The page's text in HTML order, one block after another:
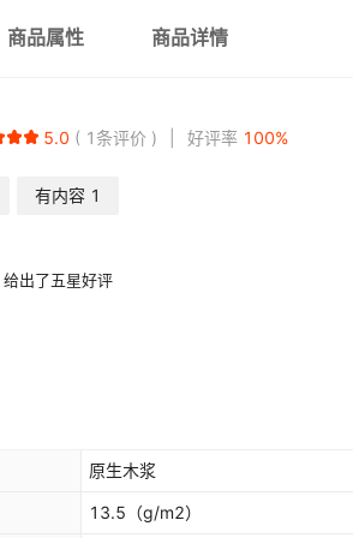
商品属性 商品详情
5.0 1条评价 好评率 100%
有内容 1
出了五星好评
原生木浆
13.5 （g/m2）